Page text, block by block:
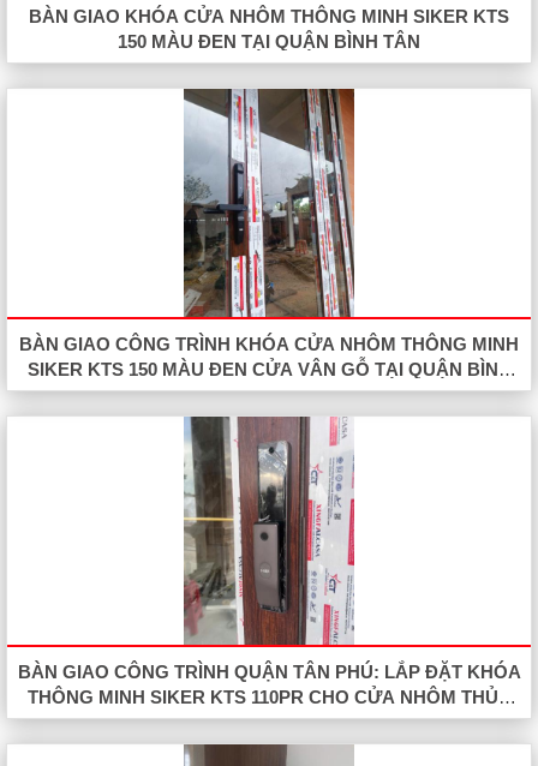
BÀN GIAO KHÓA CỬA NHÔM THÔNG MINH SIKER KTS
150 MÀU ĐEN TẠI QUẬN BÌNH TÂN
BÀN GIAO CÔNG TRÌNH KHÓA CỬA NHÔM THÔNG MINH
SIKER KTS 150 MÀU ĐEN CỬA VÂN GỖ TẠI QUẬN BÌNH
TÂN
BÀN GIAO CÔNG TRÌNH QUẬN TÂN PHÚ: LẮP ĐẶT KHÓA
THÔNG MINH SIKER KTS 110PR CHO CỬA NHÔM THỦY
LỰC